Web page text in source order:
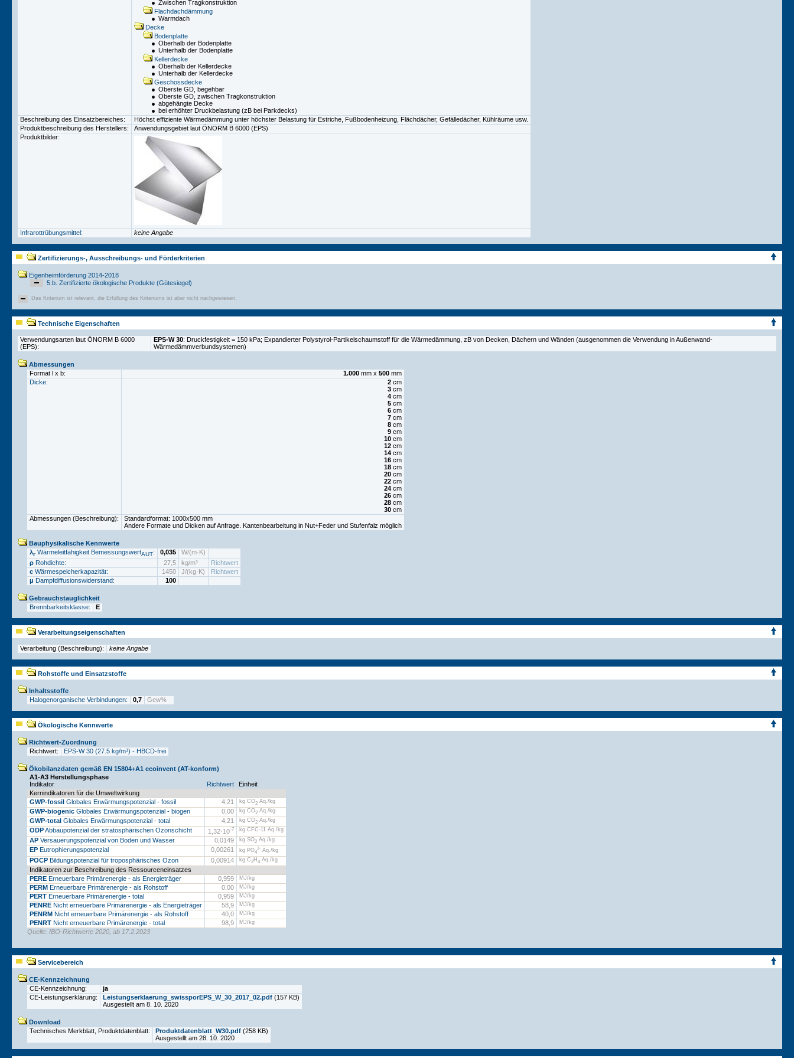
Zwischen Tragkonstruktion
Flachdachdämmung
Warmdach
Decke
Bodenplatte
Oberhalb der Bodenplatte
Unterhalb der Bodenplatte
Kellerdecke
Oberhalb der Kellerdecke
Unterhalb der Kellerdecke
Geschossdecke
Oberste GD, begehbar
Oberste GD, zwischen Tragkonstruktion
abgehängte Decke
bei erhöhter Druckbelastung (zB bei Parkdecks)
Beschreibung des Einsatzbereiches:
Höchst effiziente Wärmedämmung unter höchster Belastung für Estriche, Fußbodenheizung, Flächdächer, Gefälledächer, Kühlräume usw.
Produktbeschreibung des Herstellers:
Anwendungsgebiet laut ÖNORM B 6000 (EPS)
Produktbilder:
Infrarottrübungsmittel: keine Angabe
Zertifizierungs-, Ausschreibungs- und Förderkriterien
Eigenheimförderung 2014-2018
5.b. Zertifizierte ökologische Produkte (Gütesiegel)
Das Kriterium ist relevant, die Erfüllung des Kriteriums ist aber nicht nachgewiesen.
Technische Eigenschaften
Verwendungsarten laut ÖNORM B 6000
(EPS):
EPS-W 30: Druckfestigkeit = 150 kPa; Expandierter Polystyrol-Partikelschaumstoff für die Wärmedämmung, zB von Decken, Dächern und Wänden (ausgenommen die Verwendung in Außenwand-
Wärmedämmverbundsystemen)
Abmessungen
Format l x b:
1.000 mm x 500 mm
Dicke:
2 cm
3 cm
4 cm
5 cm
6 cm
7 cm
8 cm
9 cm
10 cm
12 cm
14 cm
16 cm
18 cm
20 cm
22 cm
24 cm
26 cm
28 cm
30 cm
Abmessungen (Beschreibung):
Standardformat: 1000x500 mm
Andere Formate und Dicken auf Anfrage. Kantenbearbeitung in Nut+Feder und Stufenfalz möglich
Bauphysikalische Kennwerte
λr Wärmeleitfähigkeit BemessungswertAUT: 0,035
W/(m·K)
ρ Rohdichte: 27,5 kg/m³
Richtwert
c Wärmespeicherkapazität: 1450 J/(kg·K)
Richtwert
μ Dampfdiffusionswiderstand: 100
Gebrauchstauglichkeit
Brennbarkeitsklasse:
E
Verarbeitungseigenschaften
Verarbeitung (Beschreibung): keine Angabe
Rohstoffe und Einsatzstoffe
Inhaltsstoffe
Halogenorganische Verbindungen:
0,7 Gew%
Ökologische Kennwerte
Richtwert-Zuordnung
Richtwert:
EPS-W 30 (27.5 kg/m³) - HBCD-frei
Ökobilanzdaten gemäß EN 15804+A1 ecoinvent (AT-konform)
A1-A3 Herstellungsphase
Indikator
Richtwert
Einheit
Kernindikatoren für die Umweltwirkung
GWP-fossil Globales Erwärmungspotenzial - fossil 4,21 kg CO2 Äq./kg
GWP-biogenic Globales Erwärmungspotenzial - biogen 0,00 kg CO2 Äq./kg
GWP-total Globales Erwärmungspotenzial - total 4,21 kg CO2 Äq./kg
ODPAbbaupotenzial der stratosphärischen Ozonschicht 1,32·10-7 kg CFC-11 Äq./kg
AP Versauerungspotenzial von Boden und Wasser 0,0149 kg SO2 Äq./kg
EP Eutrophierungspotenzial 0,00261 kg PO4
3- Äq./kg
POCP Bildungspotenzial für troposphärisches Ozon 0,00914 kg C2H 4 Äq./kg
Indikatoren zur Beschreibung des Ressourceneinsatzes
PERE Erneuerbare Primärenergie - als Energieträger 0,959 MJ/kg
PERM Erneuerbare Primärenergie - als Rohstoff 0,00 MJ/kg
PERT Erneuerbare Primärenergie - total 0,959 MJ/kg
PENRE Nicht erneuerbare Primärenergie - als Energieträger 58,9 MJ/kg
PENRM Nicht erneuerbare Primärenergie - als Rohstoff 40,0 MJ/kg
PENRT Nicht erneuerbare Primärenergie - total 98,9 MJ/kg
Quelle: IBO-Richtwerte 2020, ab 17.2.2023
Servicebereich
CE-Kennzeichnung
CE-Kennzeichnung:
ja
CE-Leistungserklärung:
Leistungserklaerung_swissporEPS_W_30_2017_02.pdf (157 KB)
Ausgestellt am 8. 10. 2020
Download
Technisches Merkblatt, Produktdatenblatt:
Produktdatenblatt_W30.pdf (258 KB)
Ausgestellt am 28. 10. 2020